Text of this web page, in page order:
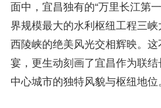
面中，宜昌独有的“万里长江第
界规模最大的水利枢纽工程三
西陵峡的绝美风光交相辉映。
宴，更生动刻画了宜昌作为联
中心城市的独特风貌与枢纽地位